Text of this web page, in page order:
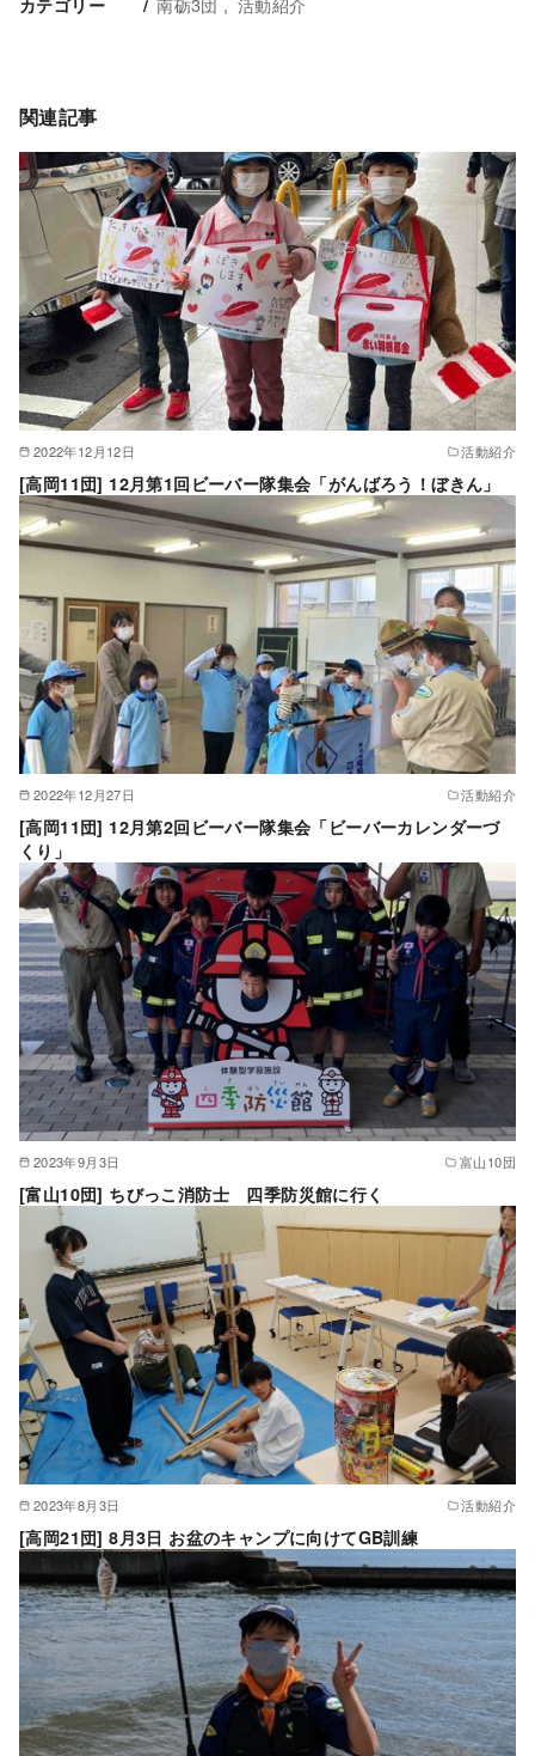
カテゴリー
関連記事
2022年12月12日 活動紹介
[高岡11団] 12月第1回ビーバー隊集会「がんばろう！ぼきん」
2022年12月27日 活動紹介
[高岡11団] 12月第2回ビーバー隊集会「ビーバーカレンダーづ
くり」
2023年9月3日 富山10団
[富山10団] ちびっこ消防士 四季防災館に行く
2023年8月3日 活動紹介
[高岡21団] 8月3日 お盆のキャンプに向けてGB訓練